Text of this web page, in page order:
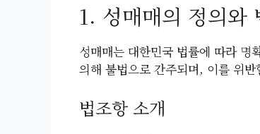
1. 성매매의 정의와
성매매는 대한민국 법률에 따라 명
의해 불법으로 간주되며, 이를 위
법조항 소개